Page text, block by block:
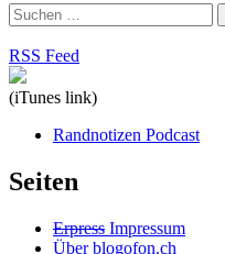
Suchen
nach:
RSS Feed
(iTunes link)
Randnotizen Podcast
Seiten
Erpress Impressum
Über blogofon.ch